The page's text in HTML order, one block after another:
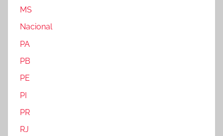
MS
Nacional
PA
PB
PE
PI
PR
RJ